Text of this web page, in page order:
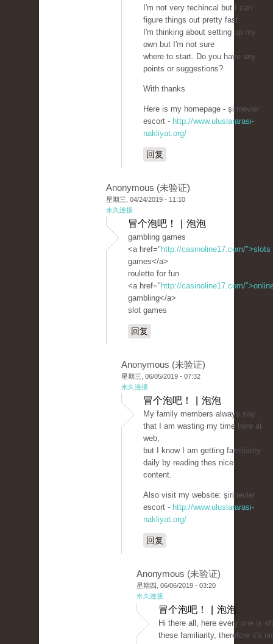
I'm not very techincal but I can
figure things out pretty fast.
I'm thinking about setting up my
own but I'm not sure
where to start. Do you have any
points or suggestions?
With thanks
Here is my homepage - şirinevler
escort - http://www.uluslararasi-
nakliyat.org/
回复
Anonymous (未验证)
星期三, 04/24/2019 - 11:10
永久连接
冒个泡吧！ | 泡泡
gambling games
<a href=" http://casinoline17.com/">slots
games</a>
roulette for fun
<a href=" http://casinoline17.com/
gambling</a>
slot games
回复
Anonymous (未验证)
星期三, 06/05/2019 - 07:32
永久连接
冒个泡吧！ | 泡泡
My family members always say
that I am wasting my time here at
web,
but I know I am getting familiarity
daily by reading thes nice
content.
Also visit my website: şirinevler
escort - http://www.uluslararasi-
nakliyat.org/
回复
Anonymous (未验证)
星期四, 06/06/2019 - 03:20
永久连接
冒个泡吧！ | 泡泡
Hi there all, here every one is
these familiarity, therefore it's